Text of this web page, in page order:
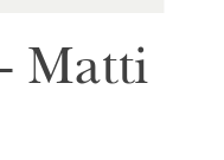
Matti